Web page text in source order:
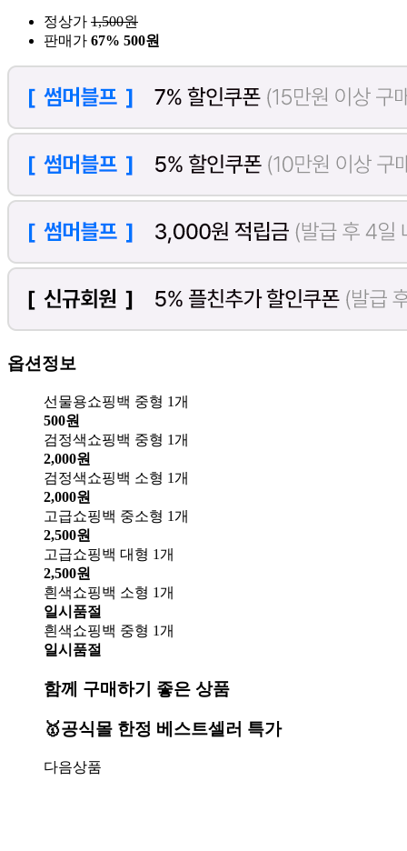
정상가 1,500원
판매가 67% 500원
옵션정보
선물용쇼핑백 중형 1개
500원
검정색쇼핑백 중형 1개
2,000원
검정색쇼핑백 소형 1개
2,000원
고급쇼핑백 중소형 1개
2,500원
고급쇼핑백 대형 1개
2,500원
흰색쇼핑백 소형 1개
일시품절
흰색쇼핑백 중형 1개
일시품절
함께 구매하기 좋은 상품
🥇공식몰 한정 베스트셀러 특가
다음상품